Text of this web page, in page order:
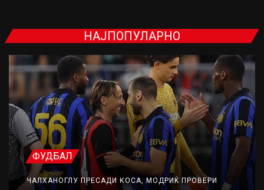
НАЈПОПУЛАРНО
ФУДБАЛ
ЧАЛХАНОГЛУ ПРЕСАДИ КОСА, МОДРИЌ ПРОВЕРИ